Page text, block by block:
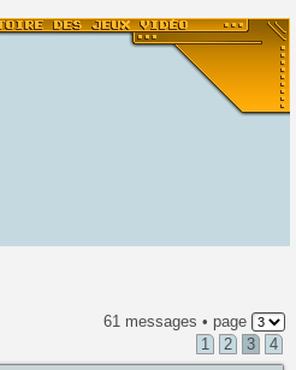
61 messages • page
1
2 3 4